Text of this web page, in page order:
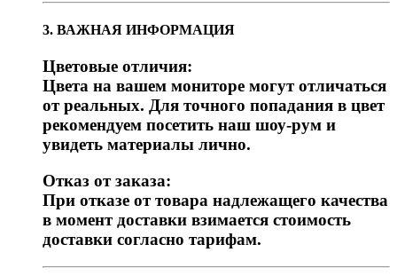
3. ВАЖНАЯ ИНФОРМАЦИЯ
Цветовые отличия:
Цвета на вашем мониторе могут отличаться
от реальных. Для точного попадания в цвет
рекомендуем посетить наш шоу-рум и
увидеть материалы лично.
Отказ от заказа:
При отказе от товара надлежащего качества
в момент доставки взимается стоимость
доставки согласно тарифам.